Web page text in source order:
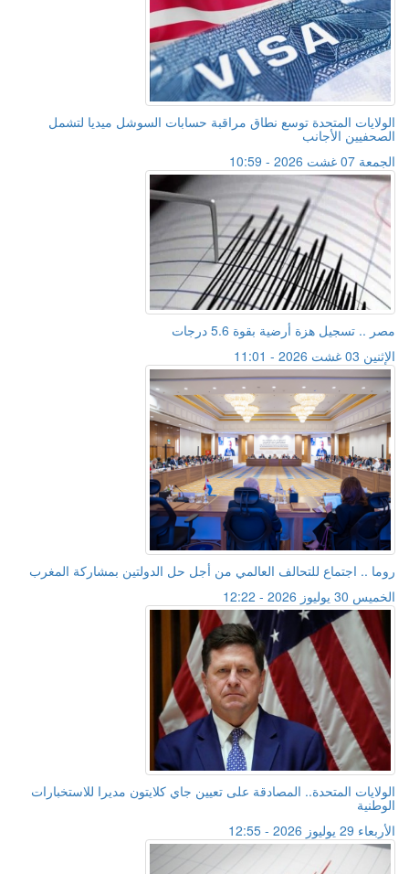
الولايات المتحدة توسع نطاق مراقبة حسابات السوشل ميديا لتشمل
الصحفيين الأجانب
الجمعة 07 غشت 2026 - 10:59
مصر .. تسجيل هزة أرضية بقوة 5.6 درجات
الإثنين 03 غشت 2026 - 11:01
روما .. اجتماع للتحالف العالمي من أجل حل الدولتين بمشاركة المغرب
الخميس 30 يوليوز 2026 - 12:22
الولايات المتحدة.. المصادقة على تعيين جاي كلايتون مديرا للاستخبارات
الوطنية
الأربعاء 29 يوليوز 2026 - 12:55